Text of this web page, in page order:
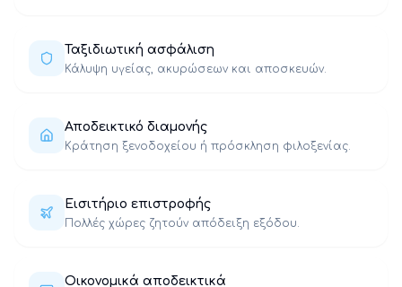
Ταξιδιωτική ασφάλιση
Κάλυψη υγείας, ακυρώσεων και αποσκευών.
Αποδεικτικό διαμονής
Κράτηση ξενοδοχείου ή πρόσκληση φιλοξενίας.
Εισιτήριο επιστροφής
Πολλές χώρες ζητούν απόδειξη εξόδου.
Οικονομικά αποδεικτικά